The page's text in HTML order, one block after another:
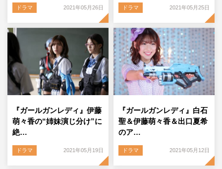
ドラマ 2021年05月26日 ドラマ 2021年05月25日
『ガールガンレディ』伊藤
萌々香の“姉妹演じ分け”に
絶…
ドラマ 2021年05月19日
『ガールガンレディ』白石
聖＆伊藤萌々香＆出口夏希
のア…
ドラマ 2021年05月12日